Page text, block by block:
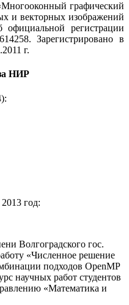
графический
и векторных изображений
официальной регистрации
Зарегистрировано в
г.
НИР
год:
Волгоградского гос.
«Численное решение
подходов OpenMP
научных работ студентов
«Математика и